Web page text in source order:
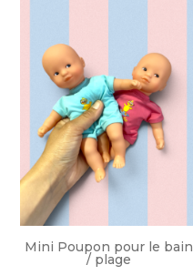
Mini Poupon pour le bain
/ plage